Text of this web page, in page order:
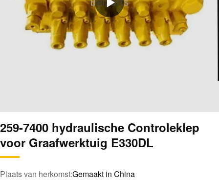
259-7400 hydraulische Controleklep
voor Graafwerktuig E330DL
Plaats van herkomst:Gemaakt in China